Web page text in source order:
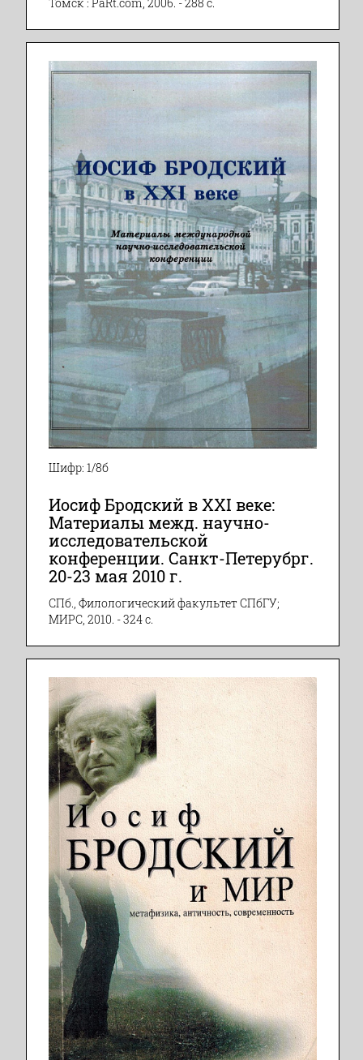
Шифр: 1/8б
Иосиф Бродский в ХХI веке:
Материалы межд. научно-
исследовательской
конференции. Санкт-Петерубрг.
20-23 мая 2010 г.
СПб., Филологический факультет СПбГУ;
МИРС, 2010. - 324 с.